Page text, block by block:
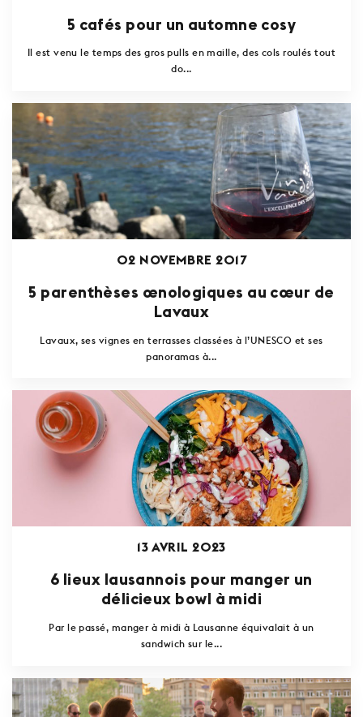
5 cafés pour un automne cosy
Il est venu le temps des gros pulls en maille, des cols roulés tout
do...
02 NOVEMBRE 2017
5 parenthèses œnologiques au cœur de
Lavaux
Lavaux, ses vignes en terrasses classées à l’UNESCO et ses
panoramas à...
13 AVRIL 2023
6 lieux lausannois pour manger un
délicieux bowl à midi
Par le passé, manger à midi à Lausanne équivalait à un
sandwich sur le...